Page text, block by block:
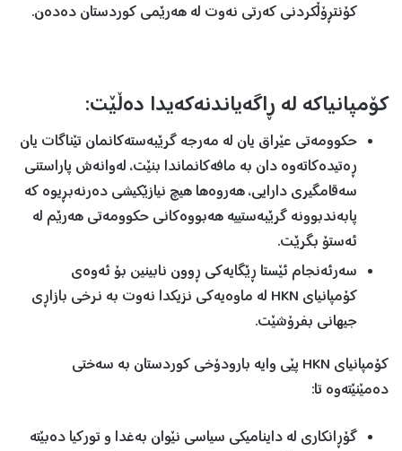
کۆنتڕۆڵکردنی کەرتی نەوت لە هەرێمی کوردستان دەدەن.
کۆمپانیاکە لە ڕاگەیاندنەکەیدا دەڵێت:
حکوومەتی عێراق یان لە مەرجە گرێبەستەکانمان تێناگات یان
ڕەتیدەکاتەوە دان بە مافەکانماندا بنێت، لەوانەش پاراستنی
سەقامگیری دارایی، هەروەها هیچ نیازێکیشی دەرنەبڕیوە کە
پابەندبوونە گرێبەستییە هەبووەکانی حکوومەتی هەرێم لە
ئەستۆ بگرێت.
سەرئەنجام ئێستا ڕێگایەکی ڕوون نابینین بۆ ئەوەی
کۆمپانیای HKN لە ماوەیەکی نزیکدا نەوت بە نرخی بازاڕی
جیهانی بفرۆشێت.
کۆمپانیای HKN پێی وایە بارودۆخی کوردستان بە سەختی
دەمێنێتەوە تا:
گۆڕانکاری لە داینامیکی سیاسی نێوان بەغدا و تورکیا دەبێتە